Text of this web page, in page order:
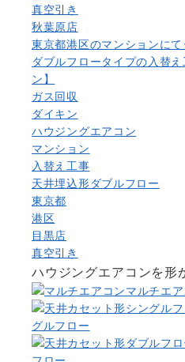
真空引き
秋葉原店
東京都港区のマンションに
ダブルフロータイプの入替
ン】
ガス回収
ダイキン
ハウジングエアコン
マンション
入替え工事
天井埋込形ダブルフロー
東京都
港区
目黒店
真空引き
ハウジングエアコンを形
マルチエ
グルフロー